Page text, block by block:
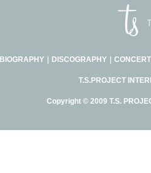
BIOGRAPHY｜ DISCOGRAPHY｜
T.S.PROJECT
Copyright © 2009 T.S.